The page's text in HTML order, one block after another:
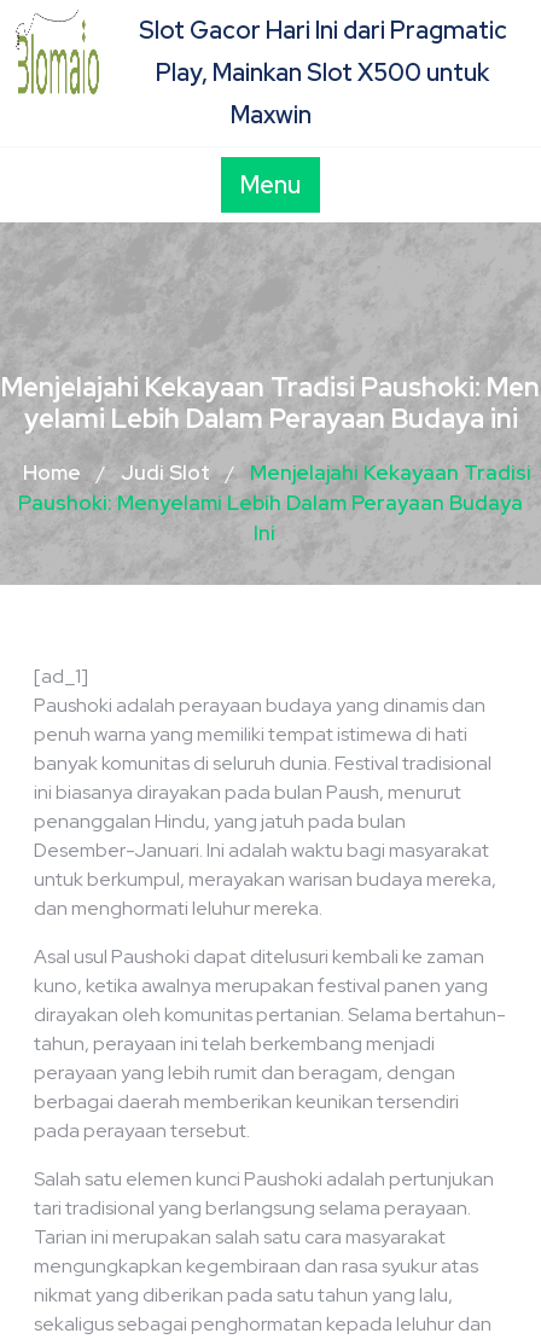
Skip
to
content
Slot Gacor Hari Ini dari Pragmatic
Play, Mainkan Slot X500 untuk
Maxwin
Menu
Menjelajahi Kekayaan Tradisi Paushoki: Men
yelami Lebih Dalam Perayaan Budaya ini
Home / Judi Slot /
Menjelajahi Kekayaan Tradisi
Paushoki: Menyelami Lebih Dalam Perayaan Budaya
Ini
[ad_1]
Paushoki adalah perayaan budaya yang dinamis dan
penuh warna yang memiliki tempat istimewa di hati
banyak komunitas di seluruh dunia. Festival tradisional
ini biasanya dirayakan pada bulan Paush, menurut
penanggalan Hindu, yang jatuh pada bulan
Desember-Januari. Ini adalah waktu bagi masyarakat
untuk berkumpul, merayakan warisan budaya mereka,
dan menghormati leluhur mereka.
Asal usul Paushoki dapat ditelusuri kembali ke zaman
kuno, ketika awalnya merupakan festival panen yang
dirayakan oleh komunitas pertanian. Selama bertahun-
tahun, perayaan ini telah berkembang menjadi
perayaan yang lebih rumit dan beragam, dengan
berbagai daerah memberikan keunikan tersendiri
pada perayaan tersebut.
Salah satu elemen kunci Paushoki adalah pertunjukan
tari tradisional yang berlangsung selama perayaan.
Tarian ini merupakan salah satu cara masyarakat
mengungkapkan kegembiraan dan rasa syukur atas
nikmat yang diberikan pada satu tahun yang lalu,
sekaligus sebagai penghormatan kepada leluhur dan